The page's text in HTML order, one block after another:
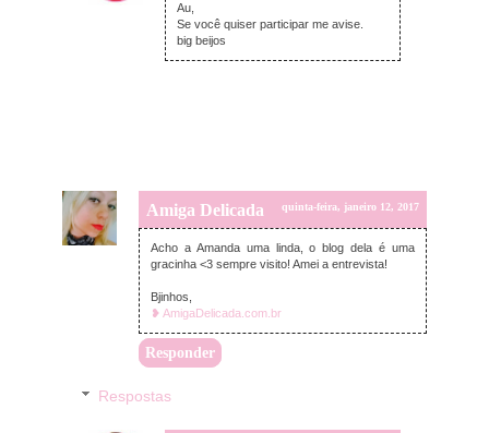
Au,
Se você quiser participar me avise.
big beijos
Amiga Delicada quinta-feira, janeiro 12, 2017
Acho a Amanda uma linda, o blog dela é uma
gracinha <3 sempre visito! Amei a entrevista!
Bjinhos,
❥ AmigaDelicada.com.br
Responder
Respostas